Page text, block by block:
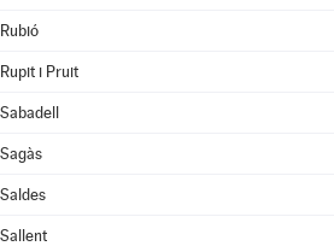
Rubió
Rupit i Pruit
Sabadell
Sagàs
Saldes
Sallent